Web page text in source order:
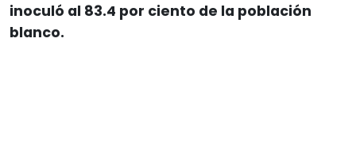
inoculó al 83.4 por ciento de la población
blanco.